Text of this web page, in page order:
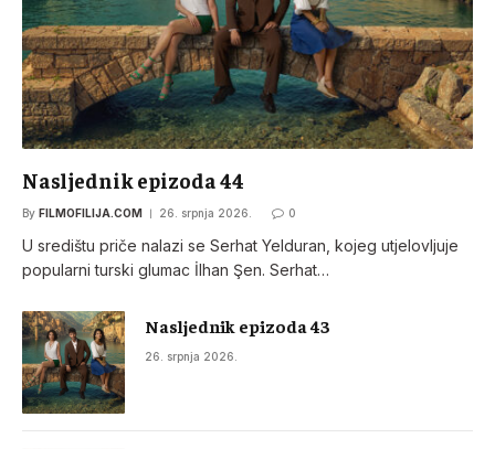
Nasljednik epizoda 44
By FILMOFILIJA.COM 26. srpnja 2026. 0
U središtu priče nalazi se Serhat Yelduran, kojeg utjelovljuje
popularni turski glumac İlhan Şen. Serhat…
Nasljednik epizoda 43
26. srpnja 2026.